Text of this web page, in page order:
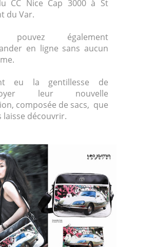
CC Nice Cap 3000 à St
du Var.
pouvez également
en ligne sans aucun
eu la gentillesse de
leur nouvelle
composée de sacs, que
laisse découvrir.